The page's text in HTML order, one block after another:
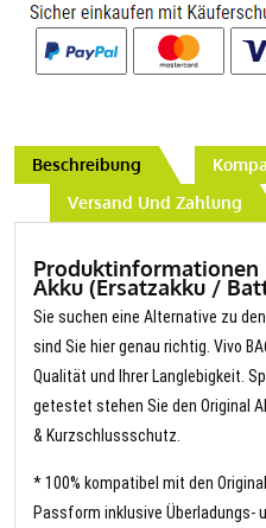
Beschreibung
Versand Und Zahlung
Produktinformationen
Akku (Ersatzakku /
Sie suchen eine Alternative zu
sind Sie hier genau richtig. Vivo
Qualität und Ihrer Langlebigkeit.
getestet stehen Sie den Original
& Kurzschlussschutz.
* 100% kompatibel mit den
Passform inklusive Überladungs-